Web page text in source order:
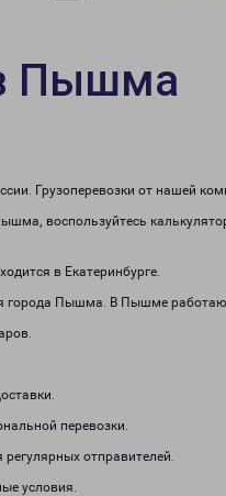
Пышма
Грузоперевозки от нашей
воспользуйтесь
в Екатеринбурге.
города Пышма. В Пышме
перевозки.
отправителей.
условия.